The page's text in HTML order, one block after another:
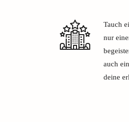
Tauch
nur
auch ein
deine